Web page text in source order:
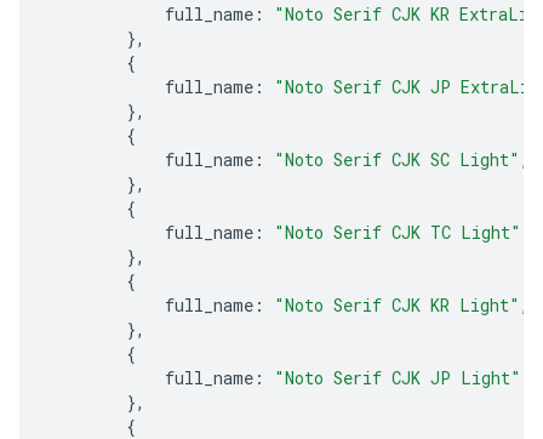
full_name :
"Noto Serif CJK KR
},
{
full_name :
"Noto Serif CJK JP
},
{
full_name : "Noto Serif CJK SC Light" ,
},
{
full_name : "Noto Serif CJK TC Light"
},
{
full_name : "Noto Serif CJK KR Light" ,
},
{
full_name : "Noto Serif CJK JP Light"
},
{